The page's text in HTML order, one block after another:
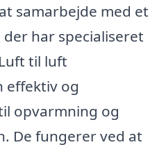
samarbejde med et
har specialiseret
til luft
effektiv og
opvarmning og
De fungerer ved at